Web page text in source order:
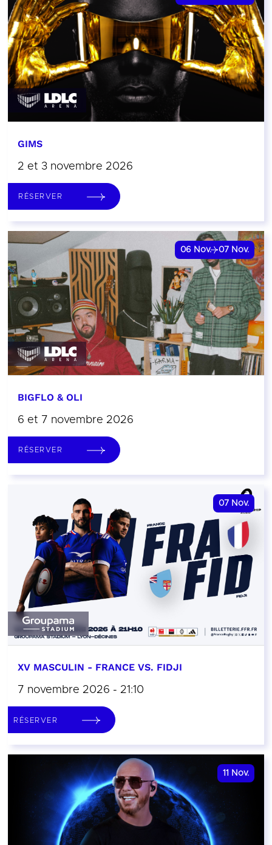
GIMS
2 et 3 novembre 2026
RÉSERVER
06 Nov. 07 Nov.
BIGFLO & OLI
6 et 7 novembre 2026
RÉSERVER
07 Nov.
XV MASCULIN - FRANCE VS. FIDJI
7 novembre 2026 - 21:10
RÉSERVER
11 Nov.